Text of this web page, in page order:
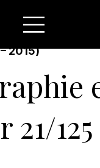
2015)
21/125